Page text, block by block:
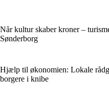
Når kultur skaber kroner –
Sønderborg
Hjælp til økonomien: Lokale
borgere i knibe